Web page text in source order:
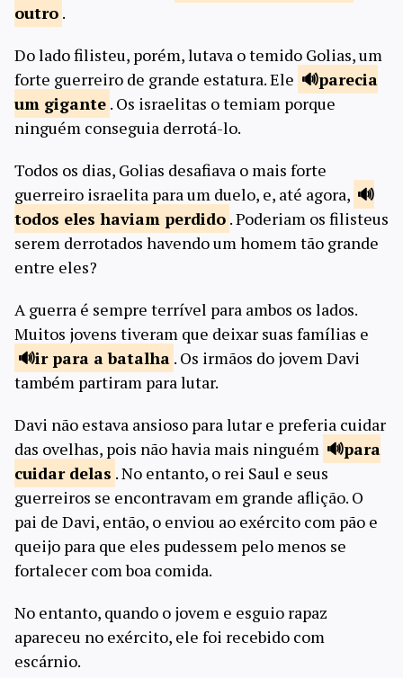
outro .
Do lado filisteu, porém, lutava o temido Golias, um
forte guerreiro de grande estatura. Ele
parecia
um gigante . Os israelitas o temiam porque
ninguém conseguia derrotá-lo.
Todos os dias, Golias desafiava o mais forte
guerreiro israelita para um duelo, e, até agora,
todos eles haviam perdido . Poderiam os filisteus
serem derrotados havendo um homem tão grande
entre eles?
A guerra é sempre terrível para ambos os lados.
Muitos jovens tiveram que deixar suas famílias e
ir para abatalha . Os irmãos do jovem Davi
também partiram para lutar.
Davi não estava ansioso para lutar e preferia cuidar
das ovelhas, pois não havia mais ninguém
para
cuidardelas . No entanto, o rei Saul e seus
guerreiros se encontravam em grande aflição. O
pai de Davi, então, o enviou ao exército com pão e
queijo para que eles pudessem pelo menos se
fortalecer com boa comida.
No entanto, quando o jovem e esguio rapaz
apareceu no exército, ele foi recebido com
escárnio.